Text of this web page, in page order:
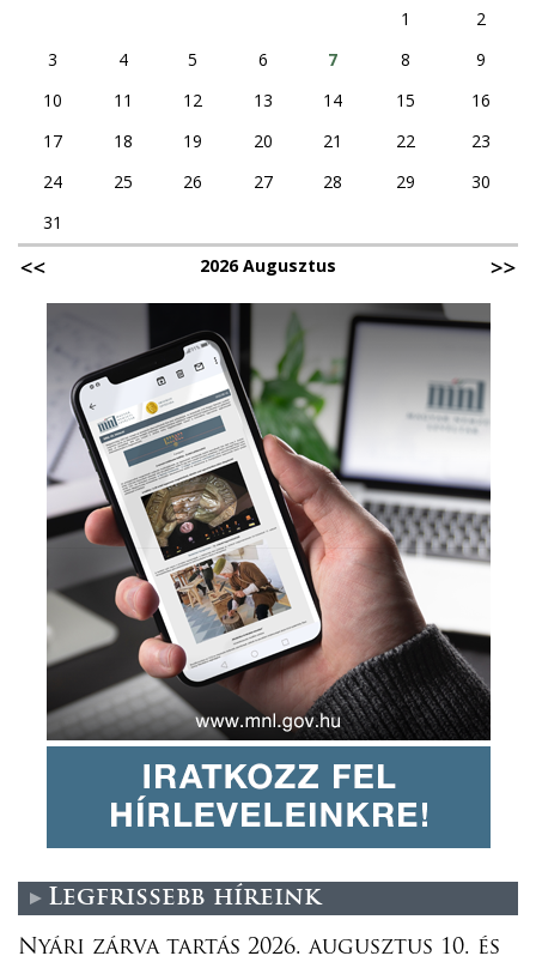
1
2
3
4 5 6 7 8
9
10
11 12 13 14 15
16
17
18 19 20 21 22
23
24
25 26 27 28 29
30
31
2026 Augusztus
Legfrissebb híreink
Nyári zárva tartás 2026. augusztus 10. és